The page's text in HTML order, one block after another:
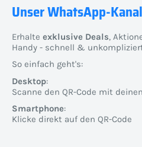
Unser WhatsApp-Kanal
Erhalte exklusive Deals,
Handy - schnell &
So einfach geht's:
Desktop:
Scanne den QR-Code mit
Smartphone:
Klicke direkt auf den QR-Code